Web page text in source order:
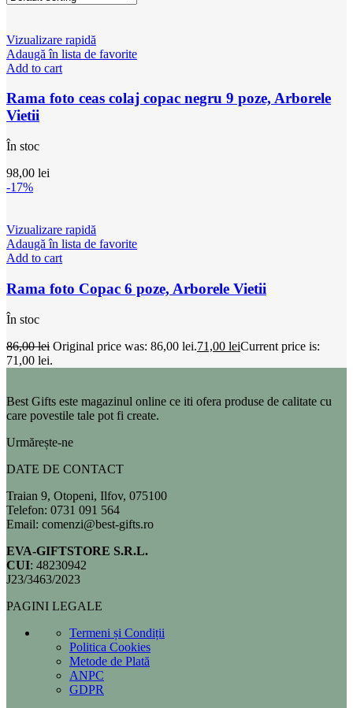
Vizualizare rapidă
Adaugă în lista de favorite
Add to cart
Rama foto ceas colaj copac negru 9 poze, Arborele
Vietii
În stoc
98,00 lei
-17%
Vizualizare rapidă
Adaugă în lista de favorite
Add to cart
Rama foto Copac 6 poze, Arborele Vietii
În stoc
86,00lei Original price was: 86,00 lei.71,00 leiCurrent price is:
71,00 lei.
Best Gifts este magazinul online ce iti ofera produse de calitate cu
care povestile tale pot fi create.
Urmărește-ne
DATE DE CONTACT
Traian 9, Otopeni, Ilfov, 075100
Telefon: 0731 091 564
Email: comenzi@best-gifts.ro
EVA-GIFTSTORE S.R.L.
CUI: 48230942
J23/3463/2023
PAGINI LEGALE
Termeni și Condiții
Politica Cookies
Metode de Plată
ANPC
GDPR